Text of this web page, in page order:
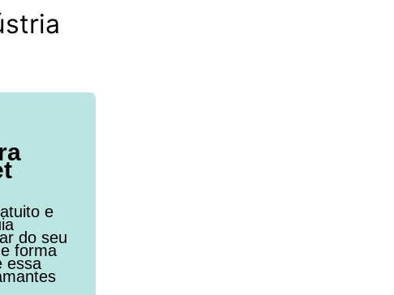
e
do seu
forma
essa